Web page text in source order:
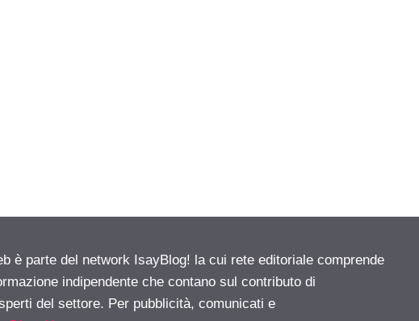
è parte del network IsayBlog! la cui rete editoriale comprende
indipendente che contano sul contributo di
del settore. Per pubblicità, comunicati e